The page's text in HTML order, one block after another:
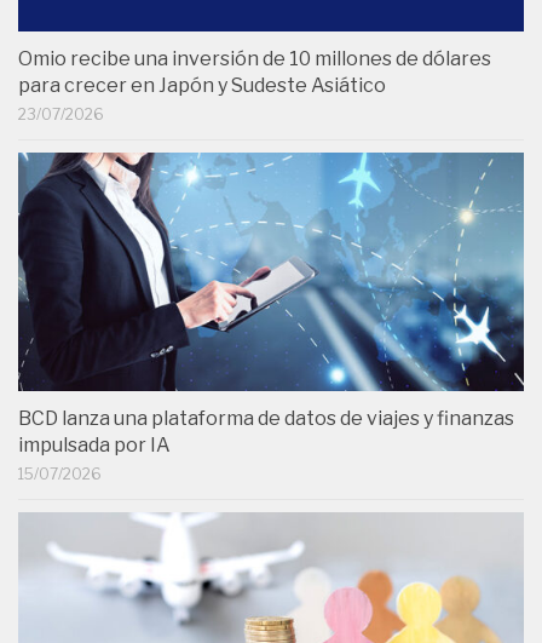
Omio recibe una inversión de 10 millones de dólares
para crecer en Japón y Sudeste Asiático
23/07/2026
BCD lanza una plataforma de datos de viajes y finanzas
impulsada por IA
15/07/2026